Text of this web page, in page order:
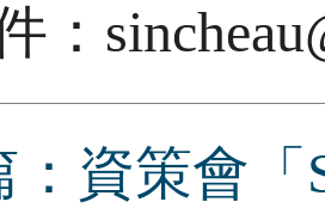
：
：資策會